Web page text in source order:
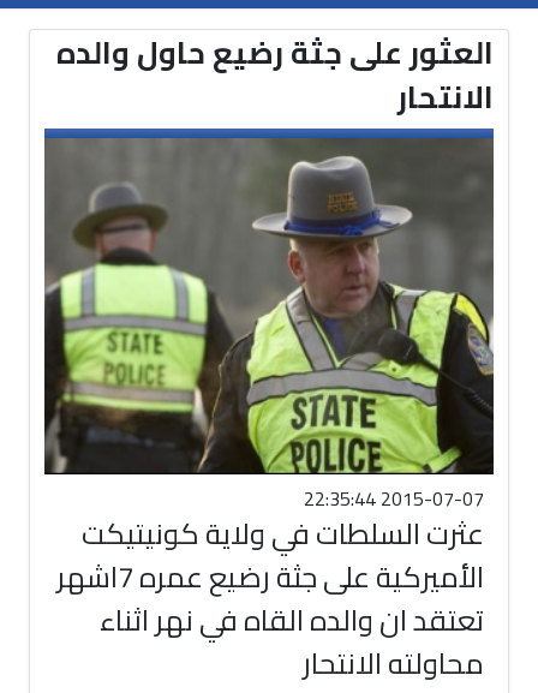
العثور على جثة رضيع حاول والده
الانتحار
2015-07-07 22:35:44
عثرت السلطات في ولاية كونيتيكت
الأميركية على جثة رضيع عمره 7اشهر
تعتقد ان والده القاه في نهر اثناء
محاولته الانتحار